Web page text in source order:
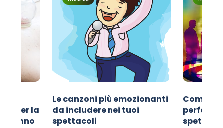
per la
sonno
Le canzoni più emozionanti
da includere nei tuoi
spettacoli
Come
perfetta